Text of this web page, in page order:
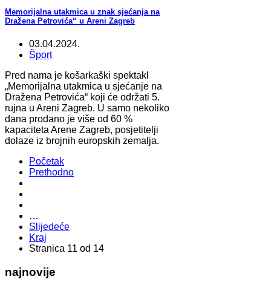
Memorijalna utakmica u znak sjećanja na
Dražena Petrovića“ u Areni Zagreb
03.04.2024.
Šport
Pred nama je košarkaški spektakl
„Memorijalna utakmica u sjećanje na
Dražena Petrovića“ koji će održati 5.
rujna u Areni Zagreb. U samo nekoliko
dana prodano je više od 60 %
kapaciteta Arene Zagreb, posjetitelji
dolaze iz brojnih europskih zemalja.
Početak
Prethodno
…
Slijedeće
Kraj
Stranica 11 od 14
najnovije